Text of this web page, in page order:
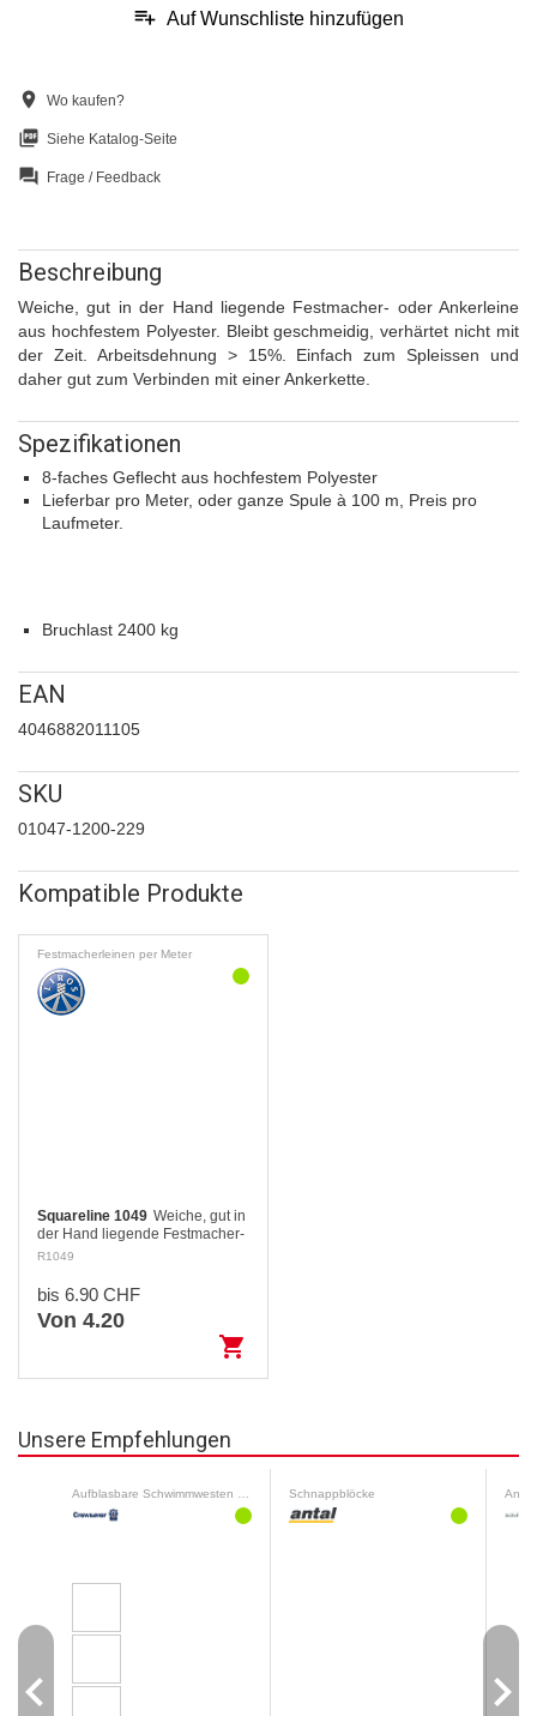
playlist_add Auf Wunschliste hinzufügen
location_on Wo kaufen?
picture_as_pdf Siehe Katalog-Seite
question_answer Frage / Feedback
Beschreibung
Weiche, gut in der Hand liegende Festmacher- oder Ankerleine
aus hochfestem Polyester. Bleibt geschmeidig, verhärtet nicht mit
der Zeit. Arbeitsdehnung > 15%. Einfach zum Spleissen und
daher gut zum Verbinden mit einer Ankerkette.
Spezifikationen
8-faches Geflecht aus hochfestem Polyester
Lieferbar pro Meter, oder ganze Spule à 100 m, Preis pro
Laufmeter.
Bruchlast 2400 kg
EAN
4046882011105
SKU
01047-1200-229
Kompatible Produkte
Festmacherleinen per Meter
Squareline 1049 Weiche, gut in
der Hand liegende Festmacher-
oder Ankerleine aus hochfestem
verhärtet nicht mit der Zeit.…
R1049
bis 6.90 CHF
Von 4.20
shopping_cart
Unsere Empfehlungen
Aufblasbare Schwimmwesten 65 N - 190 N Schnappblöcke
navigate_before navigate_next